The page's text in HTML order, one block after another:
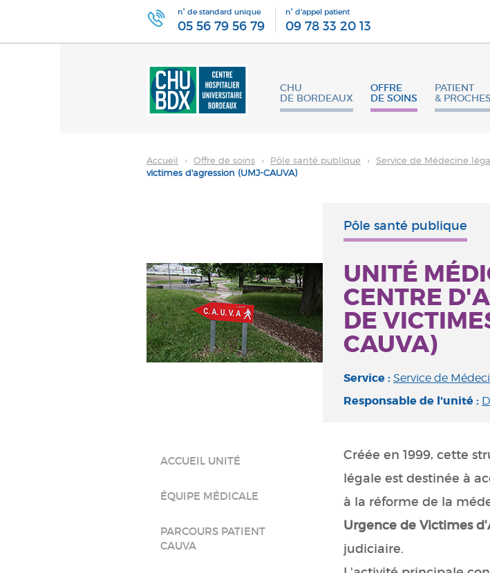
n° de standard unique
05 56 79 56 79
n° d'appel patient
09 78 33 20 13
CHU
DE BORDEAUX
OFFRE
DE SOINS
PATIENT
& PROCHES
Accueil › Offre de soins › Pôle santé publique › Service de Médecine
victimes d'agression (UMJ-CAUVA)
Pôle santé publique
UNITÉ
CENTRE
DE
CAUVA)
Service : Service de
Responsable de l'unité :
ACCUEIL UNITÉ
ÉQUIPE MÉDICALE
PARCOURS PATIENT
CAUVA
Créée en 1999, cette
légale est destinée à
à la réforme de la
Urgence de Victimes
judiciaire.